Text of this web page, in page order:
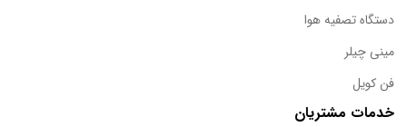
دستگاه تصفيه هوا
مینی چیلر
فن کویل
خدمات مشتریان